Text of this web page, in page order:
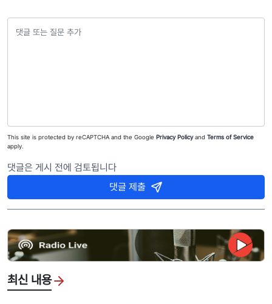
This site is protected by reCAPTCHA and the Google Privacy Policyand Terms of Service
apply.
댓글은 게시 전에 검토됩니다
댓글 제출
최신 내용